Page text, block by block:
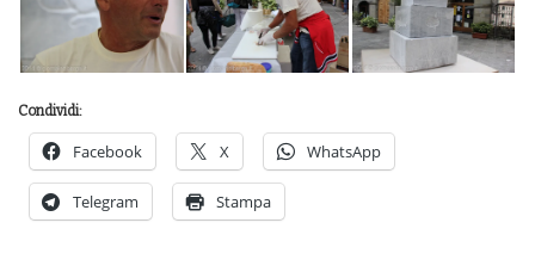
Condividi:
Facebook X WhatsApp
Telegram Stampa